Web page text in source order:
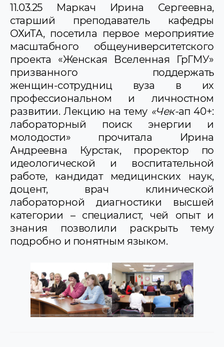
11.03.25 Маркач Ирина Сергеевна,
старший преподаватель кафедры
ОХиТА, посетила первое мероприятие
масштабного общеуниверситетского
проекта «Женская Вселенная ГрГМУ»
призванного поддержать
женщин‑сотрудниц вуза в их
профессиональном и личностном
развитии. Лекцию на тему «Чек‑ап 40+:
лабораторный поиск энергии и
молодости» прочитала Ирина
Андреевна Курстак, проректор по
идеологической и воспитательной
работе, кандидат медицинских наук,
доцент, врач клинической
лабораторной диагностики высшей
категории – специалист, чей опыт и
знания позволили раскрыть тему
подробно и понятным языком.